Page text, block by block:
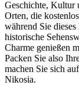
Geschichte, Kultur
Orten, die
während Sie
historische
Charme genießen
Packen Sie also
machen Sie sich
Nikosia.